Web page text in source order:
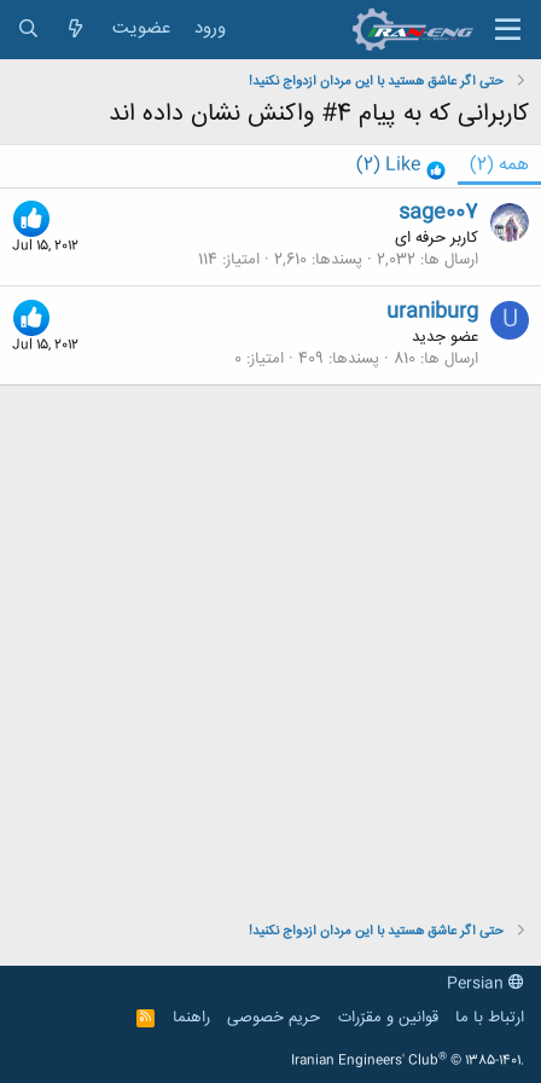
ورود عضویت
حتی اگر عاشق هستید با این مردان ازدواج نکنید!
کاربرانی که به پیام 4# واکنش نشان داده اند
همه (2)
Like
(2)
Jul 15, 2012
sage007
کاربر حرفه ای
ارسال ها 2,032 پسندها 2,610 امتیاز 114
U
Jul 15, 2012
uraniburg
عضو جدید
ارسال ها 810 پسندها 409 امتیاز 0
حتی اگر عاشق هستید با این مردان ازدواج نکنید!
ارتباط با ما
قوانین و مقرّرات حریم خصوصی راهنما
R
S
Iranian Engineers' Club® © 1385-1401.